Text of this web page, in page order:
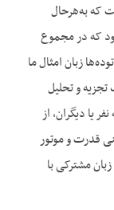
که به‌هرحال
که در مجموع
زبان امثال ما
و تحلیل
یا دیگران، از
قدرت و موتور
مشترکی با